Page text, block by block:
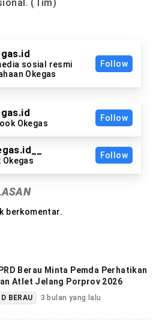
(Tim)
sosial resmi
Okegas
Follow
Okegas
Follow
Follow
berkomentar.
Berau Minta Pemda Perhatikan
Atlet Jelang Porprov 2026
BERAU 3 bulan yang lalu